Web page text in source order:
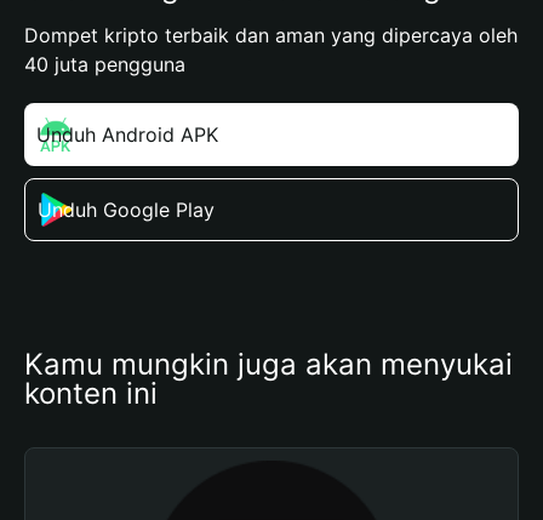
Dompet kripto terbaik dan aman yang dipercaya oleh
40 juta pengguna
Unduh Android APK
Unduh Google Play
Kamu mungkin juga akan menyukai
konten ini